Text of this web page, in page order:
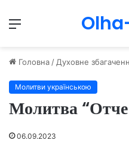
Menu
Головна / Духовне
Молитви українською
Молитва
06.09.2023